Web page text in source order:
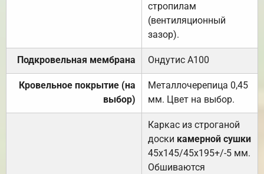
стропилам
(вентиляционный
зазор).
Подкровельная мембрана Ондутис А100
Кровельное покрытие (на
выбор)
Металлочерепица 0,45
мм. Цвет на выбор.
Каркас из строганой
доски камерной сушки
45х145/45х195+/-5 мм.
Обшиваются